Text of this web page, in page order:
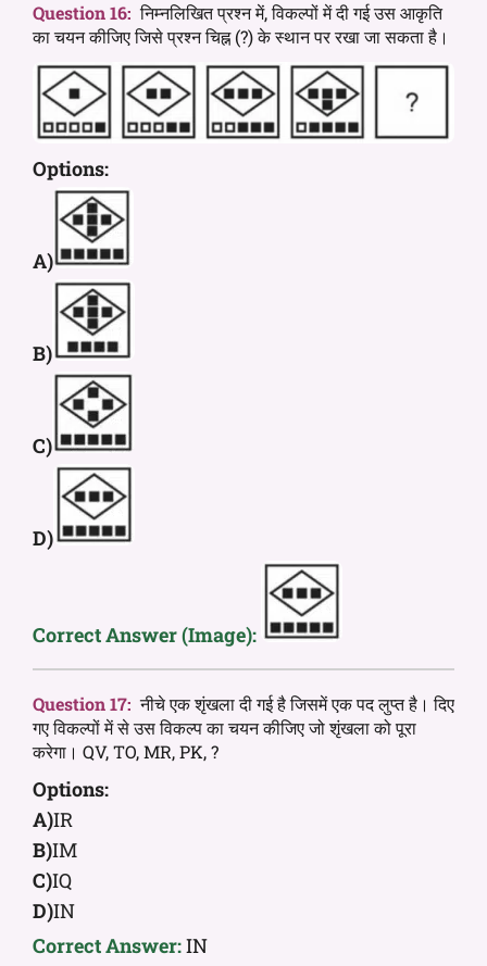
Question 16: निम्नलिखित प्रश्न में, विकल्पों में दी गई उस आकृति
का चयन कीजिए जिसे प्रश्न चिह्न (?) के स्थान पर रखा जा सकता है।
Options:
A)
B)
C)
D)
Correct Answer (Image):
Question 17: नीचे एक शृंखला दी गई है जिसमें एक पद लुप्त है। दिए
गए विकल्पों में से उस विकल्प का चयन कीजिए जो शृंखला को पूरा
करेगा। QV, TO, MR, PK, ?
Options:
A)IR
B)IM
C)IQ
D)IN
Correct Answer:IN